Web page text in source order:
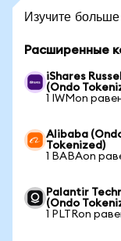
Изучите
Расширенные
iShares
(Ondo
1 IWMon
Alibaba
Tokenized)
1 BABAon
Palantir
(Ondo
1 PLTRon